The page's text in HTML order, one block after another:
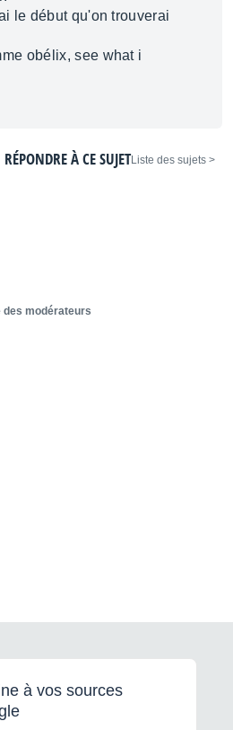
le début qu'on trouverai
obélix, see what i
< Liste des sujets
RÉPONDRE À CE SUJET
des modérateurs
à vos sources